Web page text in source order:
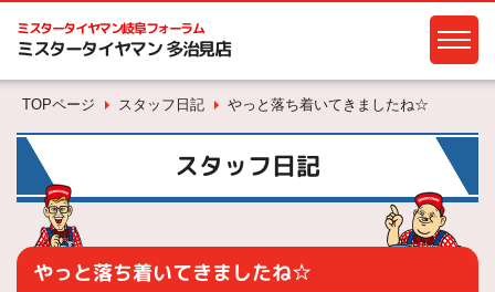
ミスタータイヤマン岐阜フォーラム
ミスタータイヤマン 多治見店
TOPページ スタッフ日記 やっと落ち着いてきましたね☆
スタッフ日記
やっと落ち着いてきましたね☆